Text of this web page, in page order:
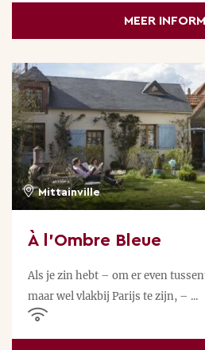
MEER
Mittainville
À l’Ombre Bleue
Als je zin hebt – om er even
maar wel vlakbij Parijs te zijn, – ...